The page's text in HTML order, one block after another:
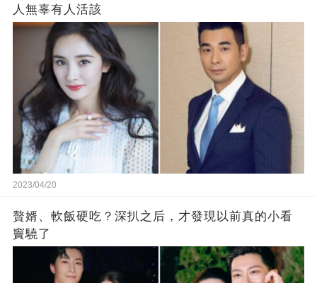
人無辜有人活該
2023/04/20
贅婿、軟飯硬吃？深扒之后，才發現以前真的小看
竇驍了